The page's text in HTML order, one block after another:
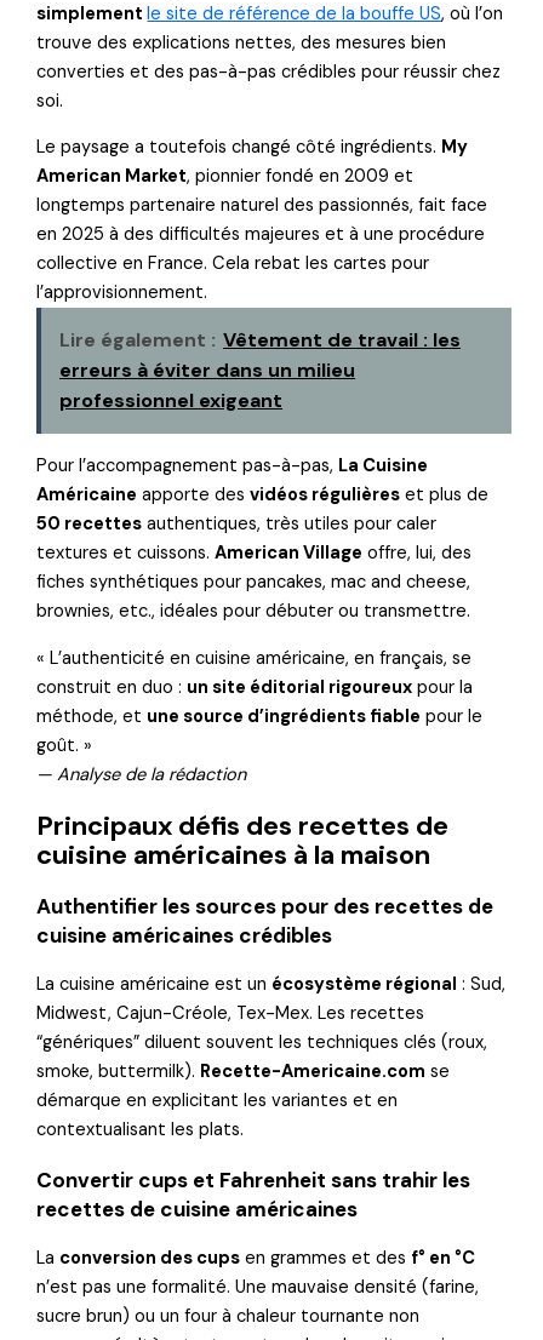
simplementle site de référence de la bouffe US, où l’on
trouve des explications nettes, des mesures bien
converties et des pas-à-pas crédibles pour réussir chez
soi.
Le paysage a toutefois changé côté ingrédients. My
American Market, pionnier fondé en 2009 et
longtemps partenaire naturel des passionnés, fait face
en 2025 à des difficultés majeures et à une procédure
collective en France. Cela rebat les cartes pour
l’approvisionnement.
Lire également : Vêtement de travail : les
erreurs à éviter dans un milieu
professionnel exigeant
Pour l’accompagnement pas-à-pas, La Cuisine
Américaine apporte desvidéos régulières et plus de
50 recettes authentiques, très utiles pour caler
textures et cuissons.American Village offre, lui, des
fiches synthétiques pour pancakes, mac and cheese,
brownies, etc., idéales pour débuter ou transmettre.
« L’authenticité en cuisine américaine, en français, se
construit en duo : un site éditorial rigoureux pour la
méthode, et une source d’ingrédients fiable pour le
goût. »
— Analyse de la rédaction
Principaux défis des recettes de
cuisine américaines à la maison
Authentifier les sources pour des recettes de
cuisine américaines crédibles
La cuisine américaine est un écosystème régional : Sud,
Midwest, Cajun-Créole, Tex-Mex. Les recettes
“génériques” diluent souvent les techniques clés (roux,
smoke, buttermilk). Recette-Americaine.com se
démarque en explicitant les variantes et en
contextualisant les plats.
Convertir cups et Fahrenheit sans trahir les
recettes de cuisine américaines
La conversion des cups en grammes et des f° en °C
n’est pas une formalité. Une mauvaise densité (farine,
sucre brun) ou un four à chaleur tournante non